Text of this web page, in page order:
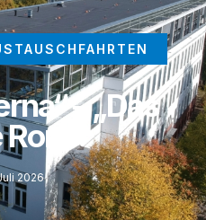
– „Das
2026